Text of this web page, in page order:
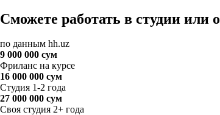
Сможете работать в студии или
по данным hh.uz
9 000 000 сум
Фриланс на курсе
16 000 000 сум
Студия 1-2 года
27 000 000 сум
Своя студия 2+ года